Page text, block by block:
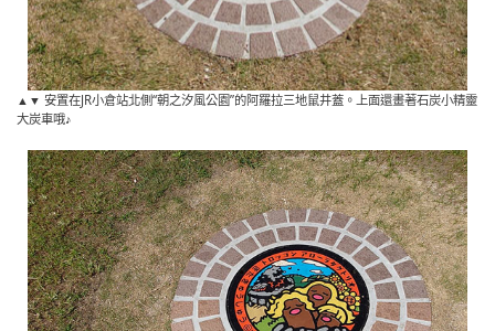
▲▼ 安置在JR小倉站北側“朝之汐風公園”的阿羅拉三地鼠井蓋。上面還畫著石炭小精靈
大炭車哦♪